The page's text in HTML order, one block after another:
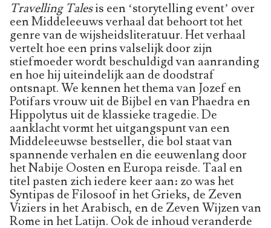
Travelling Talesis een ‘storytelling event’ over
een Middeleeuws verhaal dat behoort tot het
genre van de wijsheidsliteratuur. Het verhaal
vertelt hoe een prins valselijk door zijn
stiefmoeder wordt beschuldigd van aanranding
en hoe hij uiteindelijk aan de doodstraf
ontsnapt. We kennen het thema van Jozef en
Potifars vrouw uit de Bijbel en van Phaedra en
Hippolytus uit de klassieke tragedie. De
aanklacht vormt het uitgangspunt van een
Middeleeuwse bestseller, die bol staat van
spannende verhalen en die eeuwenlang door
het Nabije Oosten en Europa reisde. Taal en
titel pasten zich iedere keer aan: zo was het
Syntipas de Filosoof in het Grieks, de Zeven
Viziers in het Arabisch, en de Zeven Wijzen van
Rome in het Latijn. Ook de inhoud veranderde